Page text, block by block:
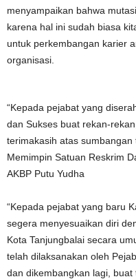
menyampaikan bahwa
karena hal ini sudah biasa
untuk perkembangan karier
organisasi.
“Kepada pejabat yang
dan Sukses buat rekan-
terimakasih atas
Memimpin Satuan Reskrim
AKBP Putu Yudha
“Kepada pejabat yang baru
segera menyesuaikan diri
Kota Tanjungbalai secara
telah dilaksanakan oleh
dan dikembangkan lagi,